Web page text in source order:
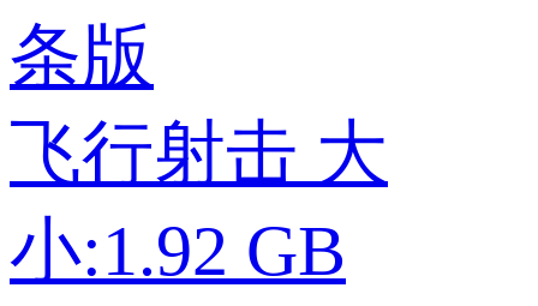
条版
飞行射击 大
小:1.92 GB